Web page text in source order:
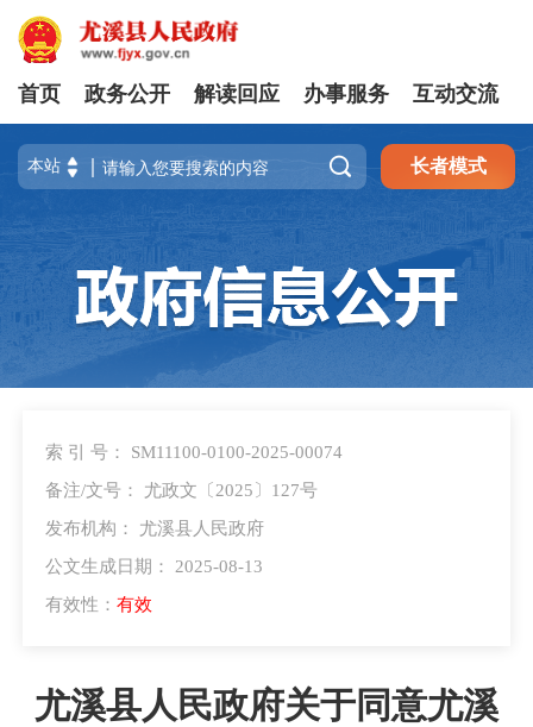
首页 政务公开 解读回应 办事服务 互动交流
 长者模式
索 引 号： SM11100-0100-2025-00074
备注/文号： 尤政文〔2025〕127号
发布机构： 尤溪县人民政府
公文生成日期： 2025-08-13
有效性： 有效
尤溪县人民政府关于同意尤溪